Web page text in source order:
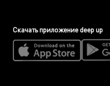
Скачать приложение deep up